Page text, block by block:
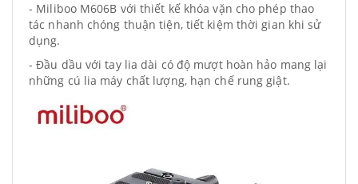
- Miliboo M606B với thiết kế khóa vặn cho phép thao
tác nhanh chóng thuận tiện, tiết kiệm thời gian khi sử
dụng.
- Đầu dầu với tay lia dài có độ mượt hoàn hảo mang lại
những cú lia máy chất lượng, hạn chế rung giật.